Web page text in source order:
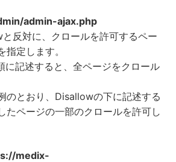
admin-ajax.php
反対に、クロールを許可するペー
指定します。
に記述すると、全ページをクロール
のとおり、Disallowの下に記述する
たページの一部のクロールを許可し
medix-